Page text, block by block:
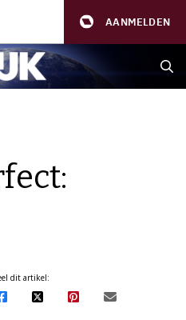
AANMELDEN
dit artikel: